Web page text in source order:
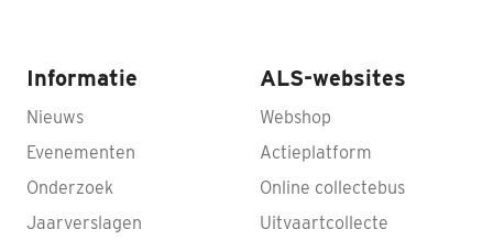
Informatie
Nieuws
Evenementen
Onderzoek
Jaarverslagen
ALS-websites
Webshop
Actieplatform
Online collectebus
Uitvaartcollecte